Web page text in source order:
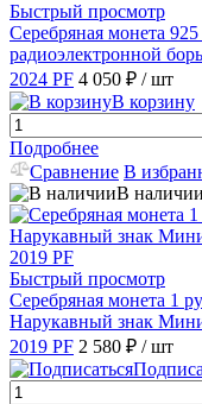
Быстрый просмотр
Серебряная монета
радиоэлектронной
2024 PF 4 050 ₽ / шт
В корзину
Подробнее
Сравнение В
В наличии
Быстрый просмотр
Серебряная монета 1
Нарукавный знак
2019 PF 2 580 ₽ / шт